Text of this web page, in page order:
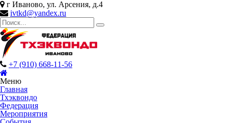
г Иваново, ул. Арсения, д.4
ivtkd@yandex.ru
+7 (910) 668-11-56
Меню
Главная
Тхэквондо
Федерация
Мероприятия